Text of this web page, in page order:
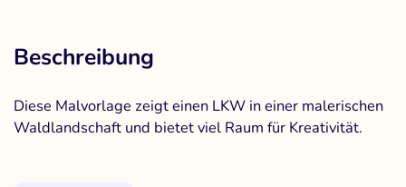
Beschreibung
Diese Malvorlage zeigt einen LKW in einer malerischen
Waldlandschaft und bietet viel Raum für Kreativität.